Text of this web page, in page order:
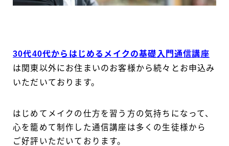
30代40代からはじめるメイクの基礎入門通信講座
は関東以外にお住まいのお客様から続々とお申込み
いただいております。
はじめてメイクの仕方を習う方の気持ちになって、
心を籠めて制作した通信講座は多くの生徒様から
ご好評いただいております。